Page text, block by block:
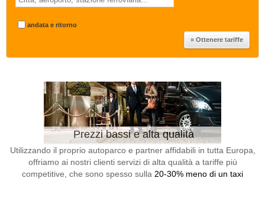
andata e ritorno
Prezzi bassi e alta qualità
Utilizzando il proprio autoparco e partner affidabili in tutta Europa,
offriamo ai nostri clienti servizi di alta qualità a tariffe più
competitive, che sono spesso sulla 20-30% meno di un taxi